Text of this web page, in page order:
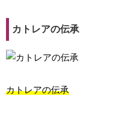
カトレアの伝承
カトレアの伝承